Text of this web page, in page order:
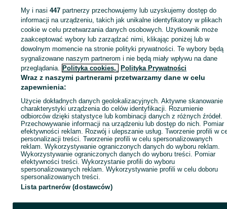
KATEGORIA
ID:713714684 Wyświetlenia:
Zadzwoń / SMS Wyślij wiadomość
My i nasi447 partnerzy przechowujemy lub uzyskujemy dostęp do
informacji na urządzeniu, takich jak unikalne identyfikatory w plikach
cookie w celu przetwarzania danych osobowych. Użytkownik może
zaakceptować wybory lub zarządzać nimi, klikając poniżej lub w
dowolnym momencie na stronie polityki prywatności. Te wybory będą
sygnalizowane naszym partnerom i nie będą miały wpływu na dane
przeglądania. Polityka cookies, Polityka Prywatności
Wraz z naszymi partnerami przetwarzamy dane w celu
zapewnienia:
Użycie dokładnych danych geolokalizacyjnych. Aktywne skanowanie
charakterystyki urządzenia do celów identyfikacji. Rozumienie
odbiorców dzięki statystyce lub kombinacji danych z różnych źródeł.
Przechowywanie informacji na urządzeniu lub dostęp do nich. Pomiar
efektywności reklam. Rozwój i ulepszanie usług. Tworzenie profili w
personalizacji treści. Tworzenie profili w celu spersonalizowanych
reklam. Wykorzystywanie ograniczonych danych do wyboru reklam.
Wykorzystywanie ograniczonych danych do wyboru treści. Pomiar
efektywności treści. Wykorzystanie profili do wyboru
spersonalizowanych reklam. Wykorzystywanie profili w celu doboru
spersonalizowanych treści.
Lista partnerów (dostawców)